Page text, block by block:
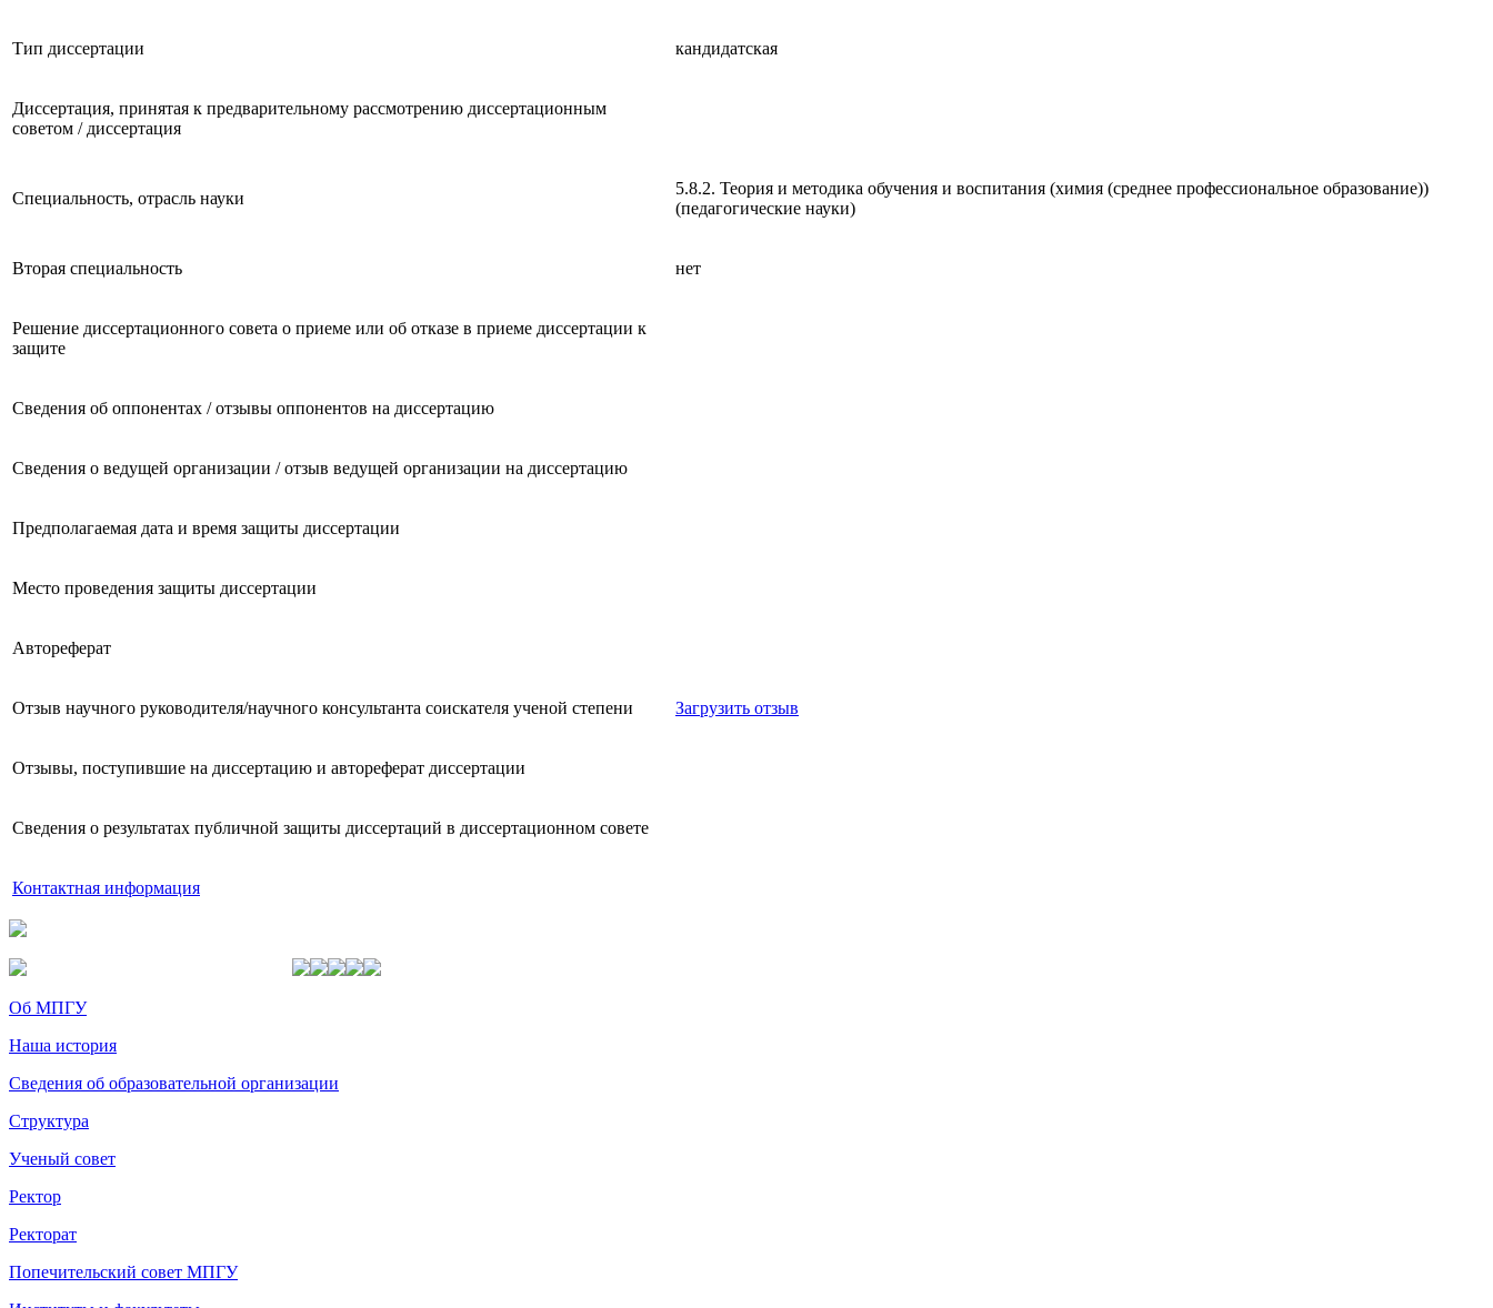
Тип диссертации кандидатская
Диссертация, принятая к предварительному рассмотрению диссертационным
советом / диссертация
Специальность, отрасль науки
5.8.2. Теория и методика обучения и воспитания (химия (среднее профессиональное образование))
(педагогические науки)
Вторая специальность нет
Решение диссертационного совета о приеме или об отказе в приеме диссертации к
защите
Сведения об оппонентах / отзывы оппонентов на диссертацию
Сведения о ведущей организации / отзыв ведущей организации на диссертацию
Предполагаемая дата и время защиты диссертации
Место проведения защиты диссертации
Автореферат
Отзыв научного руководителя/научного консультанта соискателя ученой степени Загрузить отзыв
Отзывы, поступившие на диссертацию и автореферат диссертации
Сведения о результатах публичной защиты диссертаций в диссертационном совете
Контактная информация
Об МПГУ
Наша история
Сведения об образовательной организации
Структура
Ученый совет
Ректор
Ректорат
Попечительский совет МПГУ